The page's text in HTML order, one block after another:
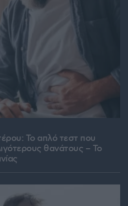
Το απλό τεστ που
θανάτους – Το